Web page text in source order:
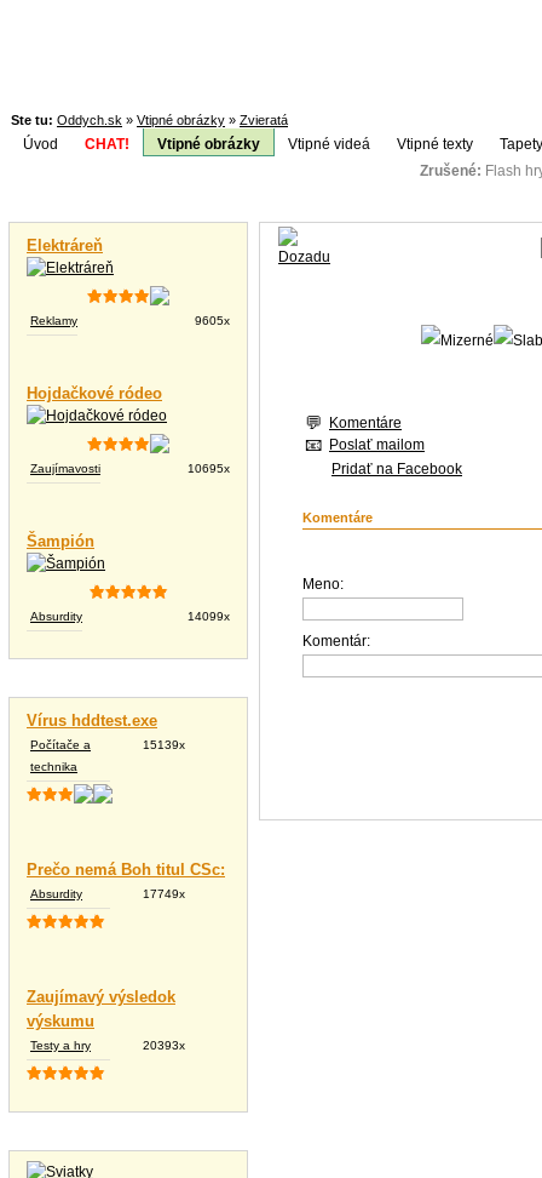
Ste tu: Oddych.sk » Vtipné obrázky » Zvieratá
Úvod CHAT! Vtipné obrázky Vtipné videá Vtipné texty
Zrušené: Flash
Elektráreň
Reklamy 9605x
Hojdačkové ródeo
Zaujímavosti 10695x
Šampión
Absurdity 14099x
Vírus hddtest.exe
Počítače a
technika
15139x
Prečo nemá Boh titul CSc:
Absurdity 17749x
Zaujímavý výsledok
výskumu
Testy a hry 20393x
Komentáre
Poslať mailom
Pridať na Facebook
Komentáre
Meno:
Komentár: